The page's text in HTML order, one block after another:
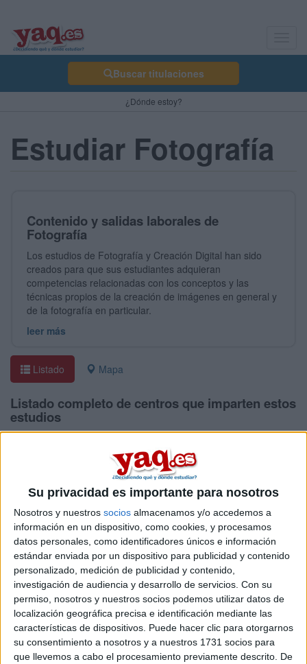
Su privacidad es importante para nosotros
Nosotros y nuestros socios almacenamos y/o accedemos a
información en un dispositivo, como cookies, y procesamos
datos personales, como identificadores únicos e información
estándar enviada por un dispositivo para publicidad y contenido
personalizado, medición de publicidad y contenido,
investigación de audiencia y desarrollo de servicios. Con su
permiso, nosotros y nuestros socios podemos utilizar datos de
localización geográfica precisa e identificación mediante las
características de dispositivos. Puede hacer clic para otorgarnos
su consentimiento a nosotros y a nuestros 1731 socios para
que llevemos a cabo el procesamiento previamente descrito. De
Buscar titulaciones
¿Dónde estoy?
Estudiar Fotografía
Contenido y salidas laborales de
Fotografía
Los estudios de Fotografía y Creación Digital han sido
creados para que sus estudiantes adquieran
competencias relacionadas con los conceptos y las
técnicas propios de la creación de imágenes en general y
de la fotografía en particular.
leer más
Listado Mapa
Listado completo de centros que imparten estos
estudios
Universidad Internacional de La Rioja
Grado en Fotografía
Escuela Universitaria de Artes TAI
Grado en Fotografía y Creación Audiovisual
Centro Adscrito